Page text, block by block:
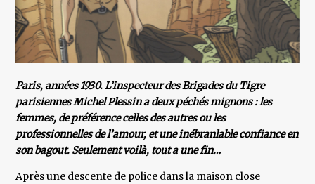
Paris, années 1930. L’inspecteur des Brigades du Tigre
parisiennes Michel Plessin a deux péchés mignons : les
femmes, de préférence celles des autres ou les
professionnelles de l’amour, et une inébranlable confiance en
son bagout. Seulement voilà, tout a une fin…
Après une descente de police dans la maison close